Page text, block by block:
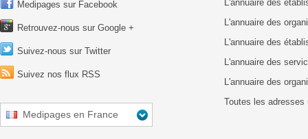
Medipages sur Facebook
Retrouvez-nous sur Google +
Suivez-nous sur Twitter
Suivez nos flux RSS
Medipages en France
L'annuaire des
L'annuaire des
L'annuaire des
L'annuaire des
L'annuaire des
Toutes les adresses